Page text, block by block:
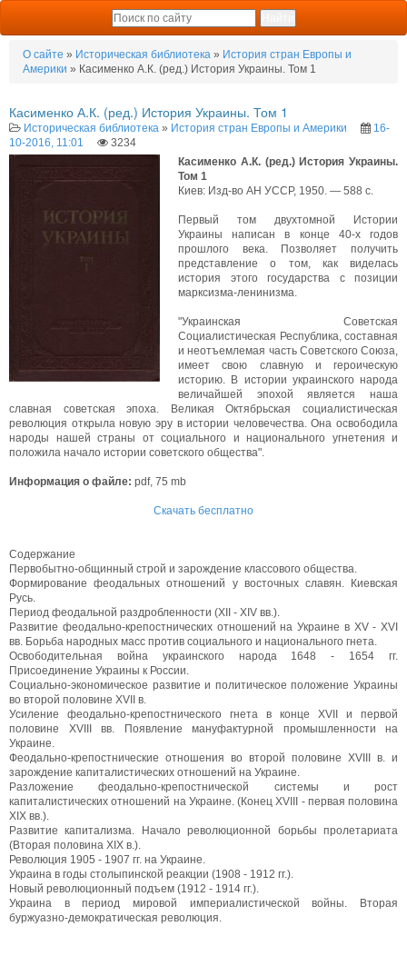
О сайте » Историческая библиотека » История стран Европы и
Америки » Касименко А.К. (ред.) История Украины. Том 1
Касименко А.К. (ред.) История Украины. Том 1
Историческая библиотека » История стран Европы и Америки
16-
10-2016, 11:01
3234
Касименко А.К. (ред.) История Украины.
Том 1
Киев: Изд-во АН УССР, 1950. — 588 с.
Первый том двухтомной Истории
Украины написан в конце 40-х годов
прошлого века. Позволяет получить
представление о том, как виделась
история этого государства с позиции
марксизма-ленинизма.
"Украинская Советская
Социалистическая Республика, составная
и неотъемлемая часть Советского Союза,
имеет свою славную и героическую
историю. В истории украинского народа
величайшей эпохой является наша
славная советская эпоха. Великая Октябрьская социалистическая
революция открыла новую эру в истории человечества. Она освободила
народы нашей страны от социального и национального угнетения и
положила начало истории советского общества".
Информация о файле: pdf, 75 mb
Скачать бесплатно
Содержание
Первобытно-общинный строй и зарождение классового общества.
Формирование феодальных отношений у восточных славян. Киевская
Русь.
Период феодальной раздробленности (XII - XIV вв.).
Развитие феодально-крепостнических отношений на Украине в XV - XVI
вв. Борьба народных масс против социального и национального гнета.
Освободительная война украинского народа 1648 - 1654 гг.
Присоединение Украины к России.
Социально-экономическое развитие и политическое положение Украины
во второй половине XVII в.
Усиление феодально-крепостнического гнета в конце XVII и первой
половине XVIII вв. Появление мануфактурной промышленности на
Украине.
Феодально-крепостнические отношения во второй половине XVIII в. и
зарождение капиталистических отношений на Украине.
Разложение феодально-крепостнической системы и рост
капиталистических отношений на Украине. (Конец XVIII - первая половина
XIX вв.).
Развитие капитализма. Начало революционной борьбы пролетариата
(Вторая половина XIX в.).
Революция 1905 - 1907 гг. на Украине.
Украина в годы столыпинской реакции (1908 - 1912 гг.).
Новый революционный подъем (1912 - 1914 гг.).
Украина в период мировой империалистической войны. Вторая
буржуазно-демократическая революция.